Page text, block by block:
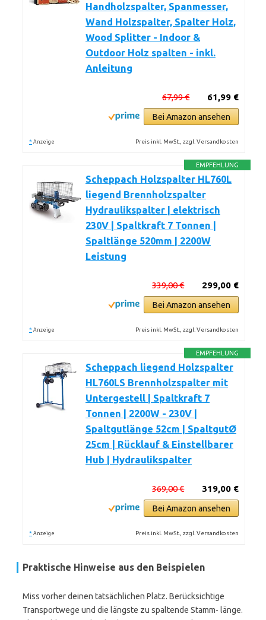
Handholzspalter, Spanmesser,
Wand Holzspalter, Spalter Holz,
Wood Splitter - Indoor &
Outdoor Holz spalten - inkl.
Anleitung
61,99 €
67,99 €
Bei Amazon ansehen
* Anzeige Preis inkl. MwSt., zzgl. Versandkosten
EMPFEHLUNG
Scheppach Holzspalter HL760L
liegend Brennholzspalter
Hydraulikspalter | elektrisch
230V | Spaltkraft 7 Tonnen |
Spaltlänge 520mm | 2200W
Leistung
299,00 €
339,00 €
Bei Amazon ansehen
* Anzeige Preis inkl. MwSt., zzgl. Versandkosten
EMPFEHLUNG
Scheppach liegend Holzspalter
HL760LS Brennholzspalter mit
Untergestell | Spaltkraft 7
Tonnen | 2200W - 230V |
Spaltgutlänge 52cm | SpaltgutØ
25cm | Rücklauf & Einstellbarer
Hub | Hydraulikspalter
319,00 €
369,00 €
Bei Amazon ansehen
* Anzeige Preis inkl. MwSt., zzgl. Versandkosten
Praktische Hinweise aus den Beispielen
Miss vorher deinen tatsächlichen Platz. Berücksichtige
Transportwege und die längste zu spaltende Stamm- länge.